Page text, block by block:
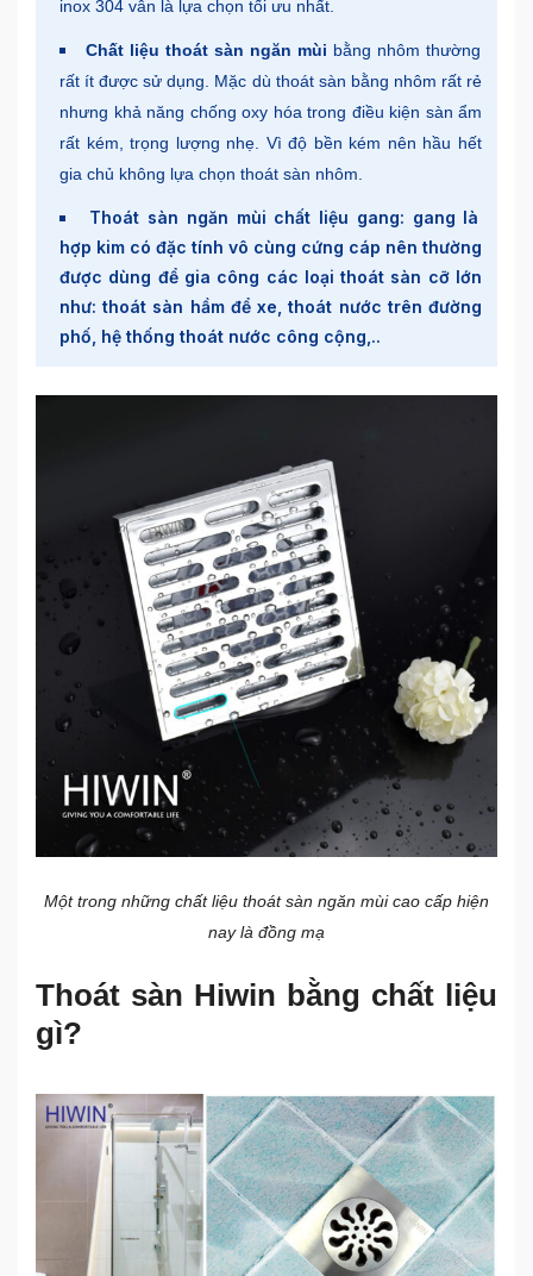
inox 304 vẫn là lựa chọn tối ưu nhất.
Chất liệu thoát sàn ngăn mùi bằng nhôm thường
rất ít được sử dụng. Mặc dù thoát sàn bằng nhôm rất rẻ
nhưng khả năng chống oxy hóa trong điều kiện sàn ẩm
rất kém, trọng lượng nhẹ. Vì độ bền kém nên hầu hết
gia chủ không lựa chọn thoát sàn nhôm.
Thoát sàn ngăn mùi chất liệu gang: gang là
hợp kim có đặc tính vô cùng cứng cáp nên thường
được dùng để gia công các loại thoát sàn cỡ lớn
như: thoát sàn hầm để xe, thoát nước trên đường
phố, hệ thống thoát nước công cộng,..
Một trong những chất liệu thoát sàn ngăn mùi cao cấp hiện
nay là đồng mạ
Thoát sàn Hiwin bằng chất liệu
gì?